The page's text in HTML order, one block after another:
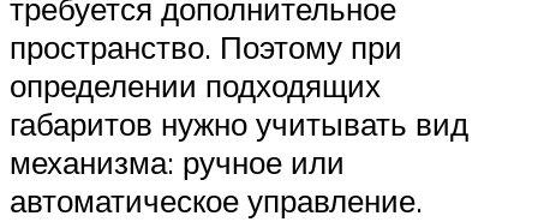
требуется дополнительное
пространство. Поэтому при
определении подходящих
габаритов нужно учитывать вид
механизма: ручное или
автоматическое управление.